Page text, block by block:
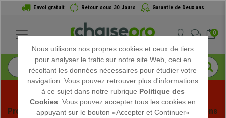
Envoi gratuit Retour sous 30 Jours Garantie de Deux ans
0
Profitez des soldes d'été chez Chaisepro ! Des réductions
Nous utilisons nos propres cookies et ceux de tiers
pour analyser le trafic sur notre site Web, ceci en
récoltant les données nécessaires pour étudier votre
navigation. Vous pouvez retrouver plus d'informations
à ce sujet dans notre rubrique Politique des
Cookies . Vous pouvez accepter tous les cookies en
appuyant sur le bouton «Accepter et Continuer»